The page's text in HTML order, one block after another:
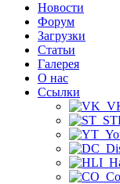
Новости
Форум
Загрузки
Статьи
Галерея
О нас
Ссылки